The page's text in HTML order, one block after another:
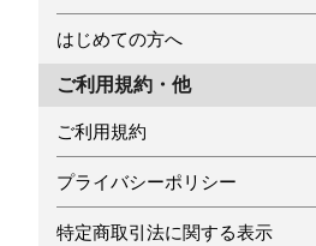
はじめての方へ
ご利用規約・他
ご利用規約
プライバシーポリシー
特定商取引法に関する表示